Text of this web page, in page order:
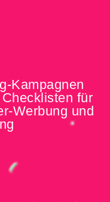
Kampagnen
für
Werbung und